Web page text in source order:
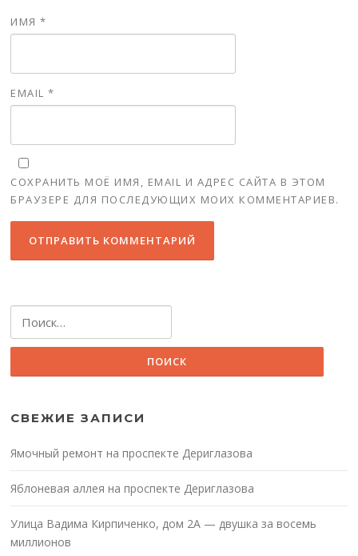
ИМЯ*
EMAIL*
СОХРАНИТЬ МОЁ ИМЯ, EMAIL И АДРЕС САЙТА В ЭТОМ
БРАУЗЕРЕ ДЛЯ ПОСЛЕДУЮЩИХ МОИХ КОММЕНТАРИЕВ.
СВЕЖИЕ ЗАПИСИ
Ямочный ремонт на проспекте Дериглазова
Яблоневая аллея на проспекте Дериглазова
Улица Вадима Кирпиченко, дом 2А — двушка за восемь
миллионов